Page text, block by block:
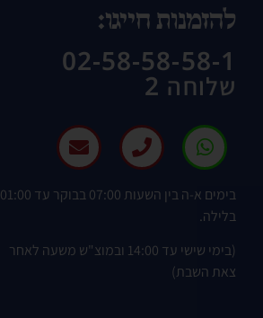
להזמנות חייגו:
02-58-58-58-1
שלוחה 2
בימים א-ה בין השעות 07:00 בבוקר עד 01:00
בלילה.
(בימי שישי עד 14:00 ובמוצ"ש משעה לאחר
צאת השבת)